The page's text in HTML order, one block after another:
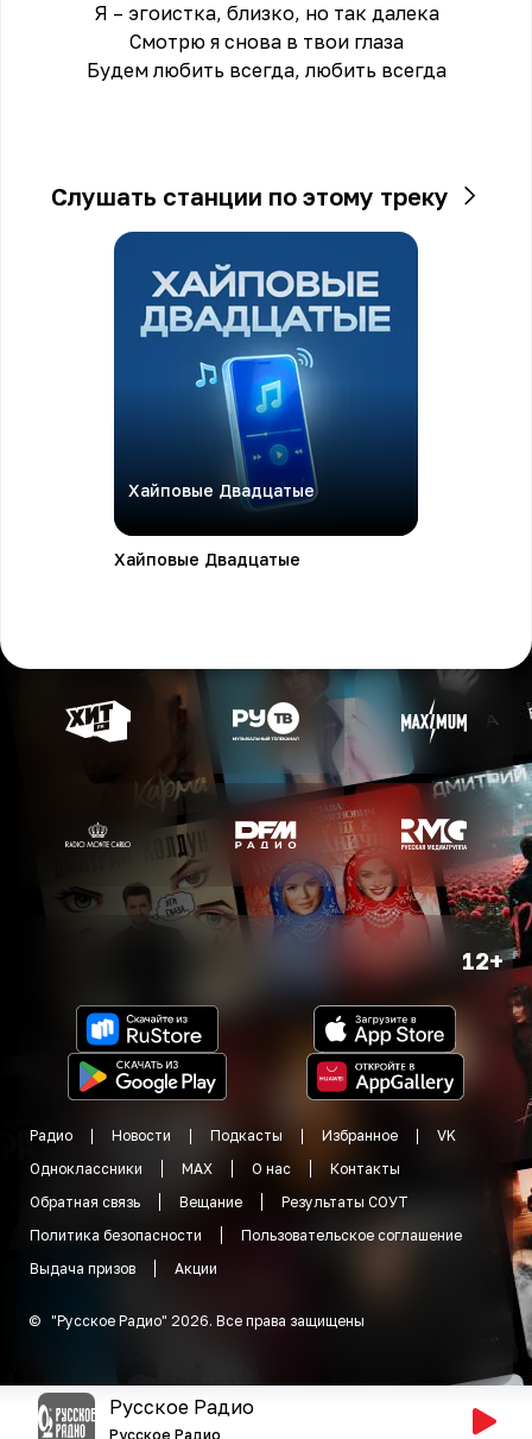
Я – эгоистка, близко, но так далека
Смотрю я снова в твои глаза
Будем любить всегда, любить всегда
Слушать станции по этому треку
Хайповые Двадцатые
Хайповые Двадцатые
12+
Радио Новости Подкасты Избранное
VK
Одноклассники
MAX О нас
Контакты
Обратная связь
Вещание
Результаты СОУТ
Политика безопасности
Пользовательское соглашение
Выдача призов
Акции
© "Русское Радио" 2026. Все права защищены
Русское Радио
Русское Радио